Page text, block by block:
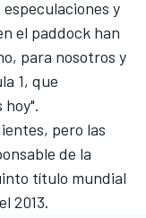
y
el paddock han
para nosotros y
1, que
hoy".
pero las
de la
título mundial
2013.